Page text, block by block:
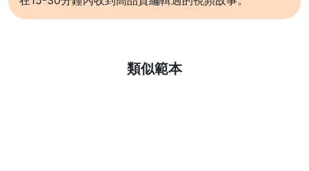
類似範本
了解更多